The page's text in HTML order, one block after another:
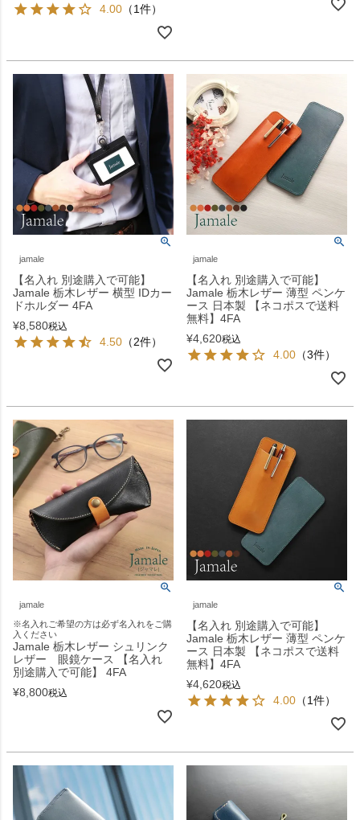
4.00 （1件）
jamale
【名入れ 別途購入で可能】
Jamale 栃木レザー 横型 IDカー
ドホルダー 4FA
¥8,580税込
4.50 （2件）
jamale
【名入れ 別途購入で可能】
Jamale 栃木レザー 薄型 ペンケ
ース 日本製 【ネコポスで送料
無料】4FA
¥4,620税込
4.00 （3件）
jamale
※名入れご希望の方は必ず名入れをご購
入ください
Jamale 栃木レザー シュリンク
レザー 眼鏡ケース 【名入れ
別途購入で可能】 4FA
¥8,800税込
jamale
【名入れ 別途購入で可能】
Jamale 栃木レザー 薄型 ペンケ
ース 日本製 【ネコポスで送料
無料】4FA
¥4,620税込
4.00 （1件）